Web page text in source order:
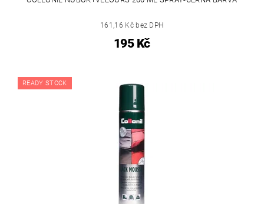
161,16 Kč bez DPH
195 Kč
READY STOCK